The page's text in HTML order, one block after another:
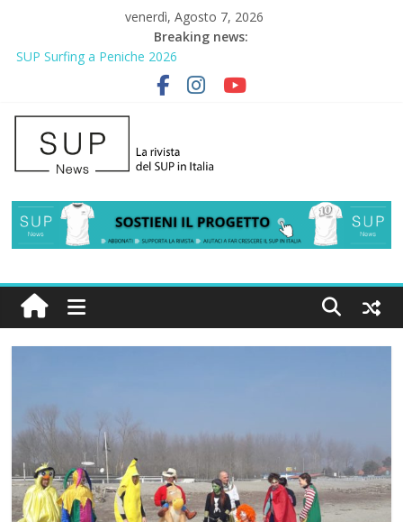
venerdì, Agosto 7, 2026
Breaking news:
SUP Surfing a Peniche 2026
AirSUP a Gallico: prima storica gara per Reggio Calabria
Gallico Paddle Fest 2026: sul lungomare di Gallico torna la festa
del SUP
Porto Selvaggio, a lezione di soccorso con la giornata della
prevenzione
2° Urban Sup Trophy: la regata solidale per lo IOR